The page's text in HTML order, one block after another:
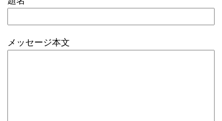
メッセージ本文